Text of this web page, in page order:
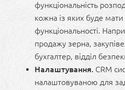
функціональність
кожна із яких буде мати
функціональності.
продажу зерна,
бухгалтер, відділ
Налаштування. CRM
налаштовуваною для